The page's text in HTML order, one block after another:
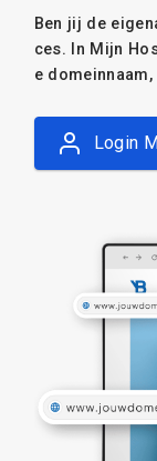
Ben jij de
ces. In Mijn
e
Login